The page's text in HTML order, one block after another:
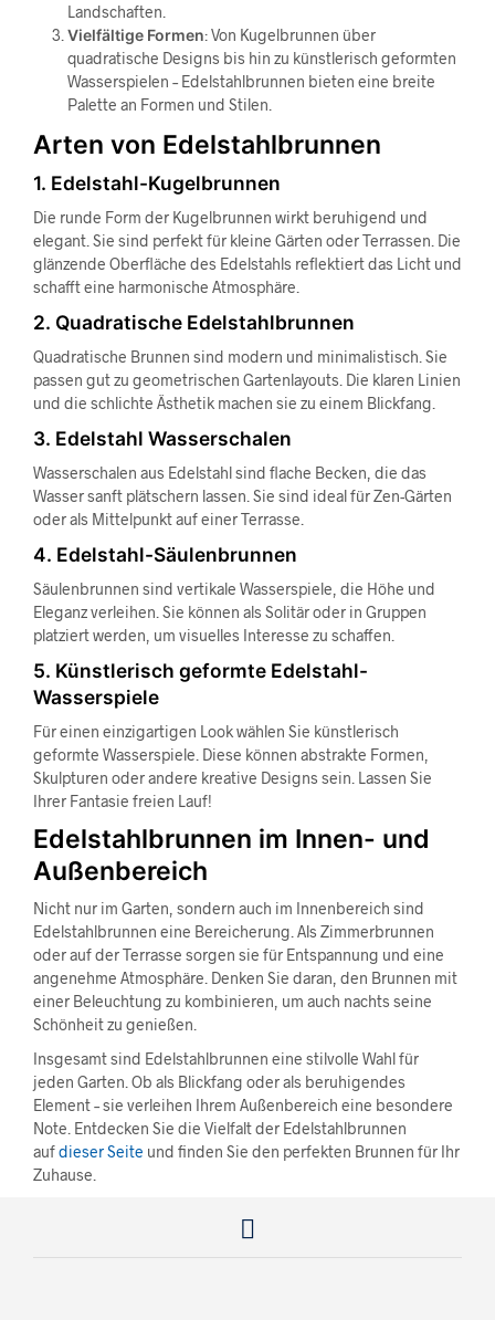
Landschaften.
Vielfältige Formen: Von Kugelbrunnen über
quadratische Designs bis hin zu künstlerisch geformten
Wasserspielen – Edelstahlbrunnen bieten eine breite
Palette an Formen und Stilen.
Arten von Edelstahlbrunnen
1. Edelstahl-Kugelbrunnen
Die runde Form der Kugelbrunnen wirkt beruhigend und
elegant. Sie sind perfekt für kleine Gärten oder Terrassen. Die
glänzende Oberfläche des Edelstahls reflektiert das Licht und
schafft eine harmonische Atmosphäre.
2. Quadratische Edelstahlbrunnen
Quadratische Brunnen sind modern und minimalistisch. Sie
passen gut zu geometrischen Gartenlayouts. Die klaren Linien
und die schlichte Ästhetik machen sie zu einem Blickfang.
3. Edelstahl Wasserschalen
Wasserschalen aus Edelstahl sind flache Becken, die das
Wasser sanft plätschern lassen. Sie sind ideal für Zen-Gärten
oder als Mittelpunkt auf einer Terrasse.
4. Edelstahl-Säulenbrunnen
Säulenbrunnen sind vertikale Wasserspiele, die Höhe und
Eleganz verleihen. Sie können als Solitär oder in Gruppen
platziert werden, um visuelles Interesse zu schaffen.
5. Künstlerisch geformte Edelstahl-
Wasserspiele
Für einen einzigartigen Look wählen Sie künstlerisch
geformte Wasserspiele. Diese können abstrakte Formen,
Skulpturen oder andere kreative Designs sein. Lassen Sie
Ihrer Fantasie freien Lauf!
Edelstahlbrunnen im Innen- und
Außenbereich
Nicht nur im Garten, sondern auch im Innenbereich sind
Edelstahlbrunnen eine Bereicherung. Als Zimmerbrunnen
oder auf der Terrasse sorgen sie für Entspannung und eine
angenehme Atmosphäre. Denken Sie daran, den Brunnen mit
einer Beleuchtung zu kombinieren, um auch nachts seine
Schönheit zu genießen.
Insgesamt sind Edelstahlbrunnen eine stilvolle Wahl für
jeden Garten. Ob als Blickfang oder als beruhigendes
Element – sie verleihen Ihrem Außenbereich eine besondere
Note. Entdecken Sie die Vielfalt der Edelstahlbrunnen
aufdieser Seite und finden Sie den perfekten Brunnen für Ihr
Zuhause.